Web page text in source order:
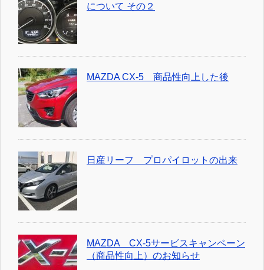
について その２
MAZDA CX-5 商品性向上した後
日産リーフ プロパイロットの出来
MAZDA CX-5サービスキャンペーン
（商品性向上）のお知らせ